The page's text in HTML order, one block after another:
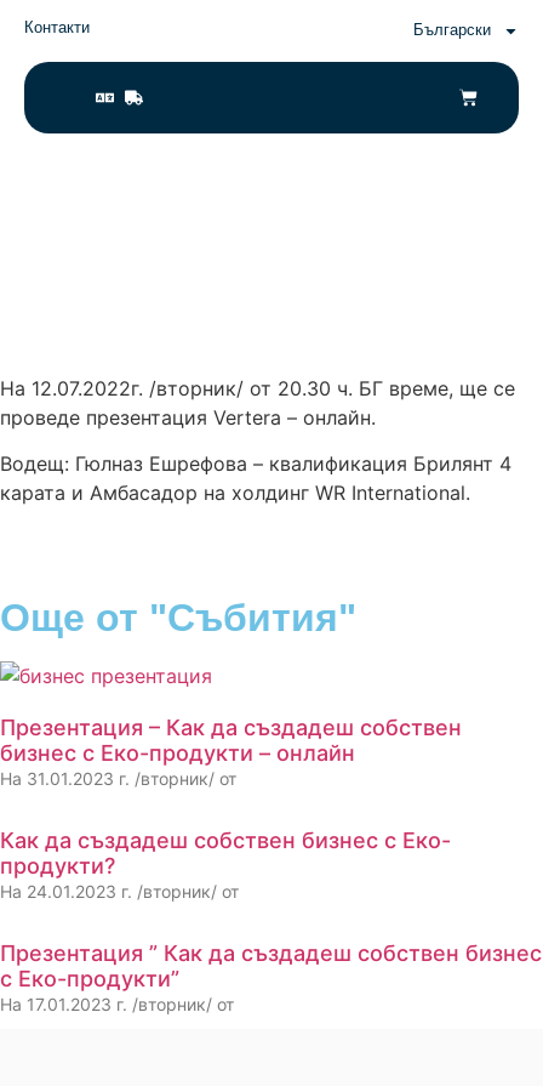
Контакти Български
На 12.07.2022г. /вторник/ от 20.30 ч. БГ време, ще се
проведе презентация Vertera – онлайн.
Водещ: Гюлназ Ешрефова – квалификация Брилянт 4
карата и Амбасадор на холдинг WR International.
Още от "Събития"
Презентация – Как да създадеш собствен
бизнес с Еко-продукти – онлайн
На 31.01.2023 г. /вторник/ от
Как да създадеш собствен бизнес с Еко-
продукти?
На 24.01.2023 г. /вторник/ от
Презентация ” Как да създадеш собствен бизнес
с Еко-продукти”
На 17.01.2023 г. /вторник/ от